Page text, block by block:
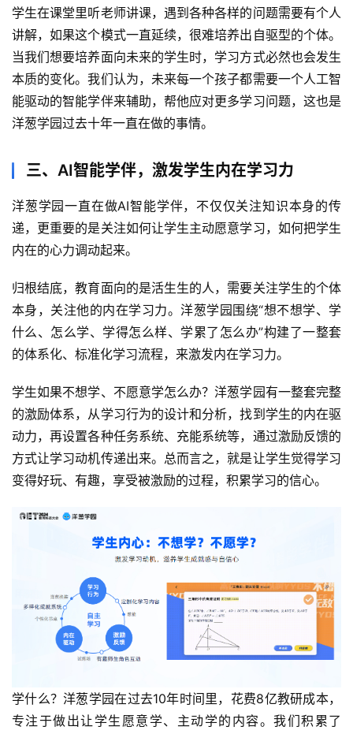
学生在课堂里听老师讲课，遇到各种各样的问题需要有个人
讲解，如果这个模式一直延续，很难培养出自驱型的个体。
当我们想要培养面向未来的学生时，学习方式必然也会发生
本质的变化。我们认为，未来每一个孩子都需要一个人工智
能驱动的智能学伴来辅助，帮他应对更多学习问题，这也是
洋葱学园过去十年一直在做的事情。
三、AI智能学伴，激发学生内在学习力
洋葱学园一直在做AI智能学伴，不仅仅关注知识本身的传
递，更重要的是关注如何让学生主动愿意学习，如何把学生
内在的心力调动起来。
归根结底，教育面向的是活生生的人，需要关注学生的个体
本身，关注他的内在学习力。洋葱学园围绕“想不想学、学
什么、怎么学、学得怎么样、学累了怎么办”构建了一整套
的体系化、标准化学习流程，来激发内在学习力。
学生如果不想学、不愿意学怎么办？洋葱学园有一整套完整
的激励体系，从学习行为的设计和分析，找到学生的内在驱
动力，再设置各种任务系统、充能系统等，通过激励反馈的
方式让学习动机传递出来。总而言之，就是让学生觉得学习
变得好玩、有趣，享受被激励的过程，积累学习的信心。
学什么？洋葱学园在过去10年时间里，花费8亿教研成本，
专注于做出让学生愿意学、主动学的内容。我们积累了